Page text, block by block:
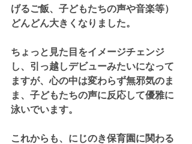
げるご飯、子どもたちの声や音楽等）
どんどん大きくなりました。
ちょっと見た目をイメージチェンジ
し、引っ越しデビューみたいになって
ますが、心の中は変わらず無邪気のま
ま、子どもたちの声に反応して優雅に
泳いでいます。
これからも、にじのき保育園に関わる